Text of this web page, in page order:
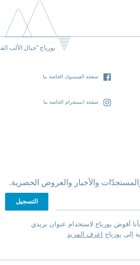
يورياج "جبال الألب
صفحة الفيسبوك الخاصة بنا
صفحة انستغرام الخاصة بنا
والأخبار والعروض الحصرية.
أفوض يورياج لاستخدام عنوان بريدي
إلى يورياج
اعرف المزيد